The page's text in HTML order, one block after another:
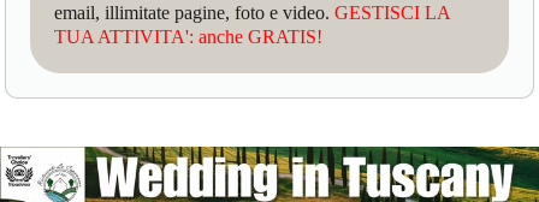
email, illimitate pagine, foto e video.GESTISCI LA
TUA ATTIVITA': anche GRATIS!